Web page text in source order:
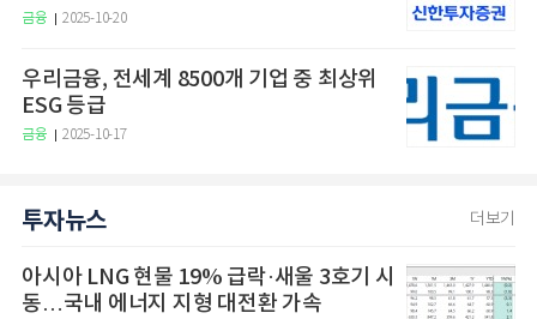
금융 2025-10-20
우리금융, 전세계 8500개 기업 중 최상위
ESG 등급
금융 2025-10-17
투자뉴스 더보기
아시아 LNG 현물 19% 급락·새울 3호기 시
동…국내 에너지 지형 대전환 가속